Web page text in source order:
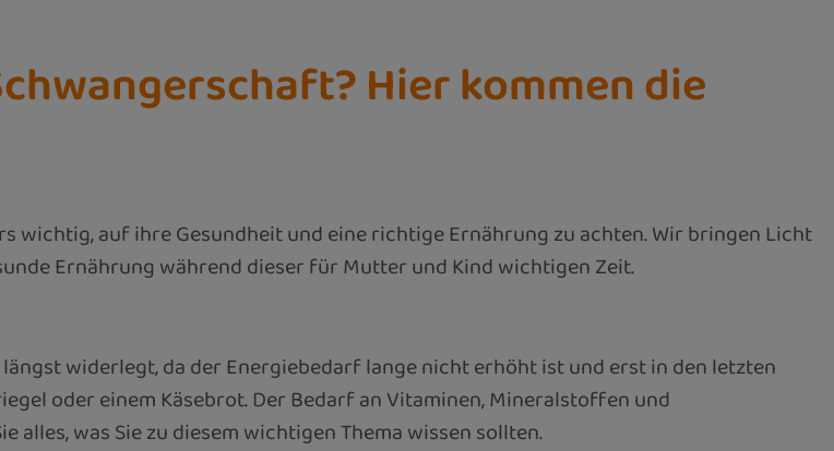
Hier kommen die
wichtig, auf ihre Gesundheit und eine richtige Ernährung zu achten. Wir bringen Licht
Ernährung während dieser für Mutter und Kind wichtigen Zeit.
widerlegt, da der Energiebedarf lange nicht erhöht ist und erst in den letzten
oder einem Käsebrot. Der Bedarf an Vitaminen, Mineralstoffen und
was Sie zu diesem wichtigen Thema wissen sollten.